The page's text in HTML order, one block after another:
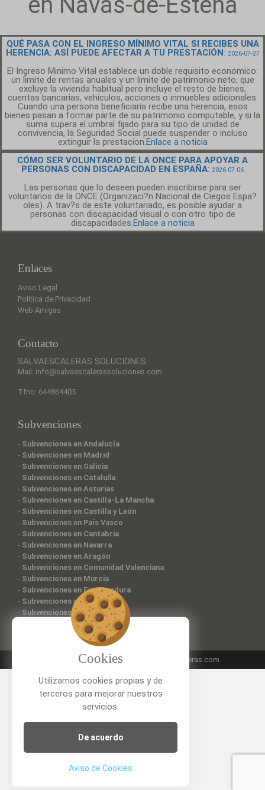
Cookies
Utilizamos cookies propias y de
terceros para mejorar nuestros
servicios.
De acuerdo
Aviso de Cookies
QUÉ PASA CON EL INGRESO MÍNIMO VITAL SI RECIBES UNA
HERENCIA: ASÍ PUEDE AFECTAR A TU PRESTACIÓN: 2026-07-27
El Ingreso Minimo Vital establece un doble requisito economico:
un limite de rentas anuales y un limite de patrimonio neto, que
excluye la vivienda habitual pero incluye el resto de bienes,
cuentas bancarias, vehiculos, acciones o inmuebles adicionales.
Cuando una persona beneficiaria recibe una herencia, esos
bienes pasan a formar parte de su patrimonio computable, y si la
suma supera el umbral fijado para su tipo de unidad de
convivencia, la Seguridad Social puede suspender o incluso
extinguir la prestacion.Enlace a noticia
CÓMO SER VOLUNTARIO DE LA ONCE PARA APOYAR A
PERSONAS CON DISCAPACIDAD EN ESPAÑA: 2026-07-06
Las personas que lo deseen pueden inscribirse para ser
voluntarios de la ONCE (Organizaci?n Nacional de Ciegos Espa?
oles). A trav?s de este voluntariado, es posible ayudar a
personas con discapacidad visual o con otro tipo de
discapacidades.Enlace a noticia
Enlaces
Aviso Legal
Política de Privacidad
Web Amigas
Contacto
SALVAESCALERAS SOLUCIONES
Mail: info@salvaescalerassoluciones.com
Tfno: 644864405
Subvenciones
- Subvenciones en Andalucía
- Subvenciones en Madrid
- Subvenciones en Galicia
- Subvenciones en Cataluña
- Subvenciones en Asturias
- Subvenciones en Castilla-La Mancha
- Subvenciones en Castilla y León
- Subvenciones en País Vasco
- Subvenciones en Cantabria
- Subvenciones en Navarra
- Subvenciones en Aragón
- Subvenciones en Comunidad Valenciana
- Subvenciones en Murcia
- Subvenciones en Extremadura
- Subvenciones en Canarias
- Subvenciones en Ceuta
Patrocinado por:www.sillaparasubirescaleras.com